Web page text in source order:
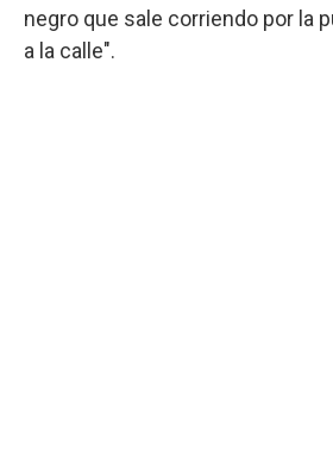
negro que sale corriendo por la
a la calle".